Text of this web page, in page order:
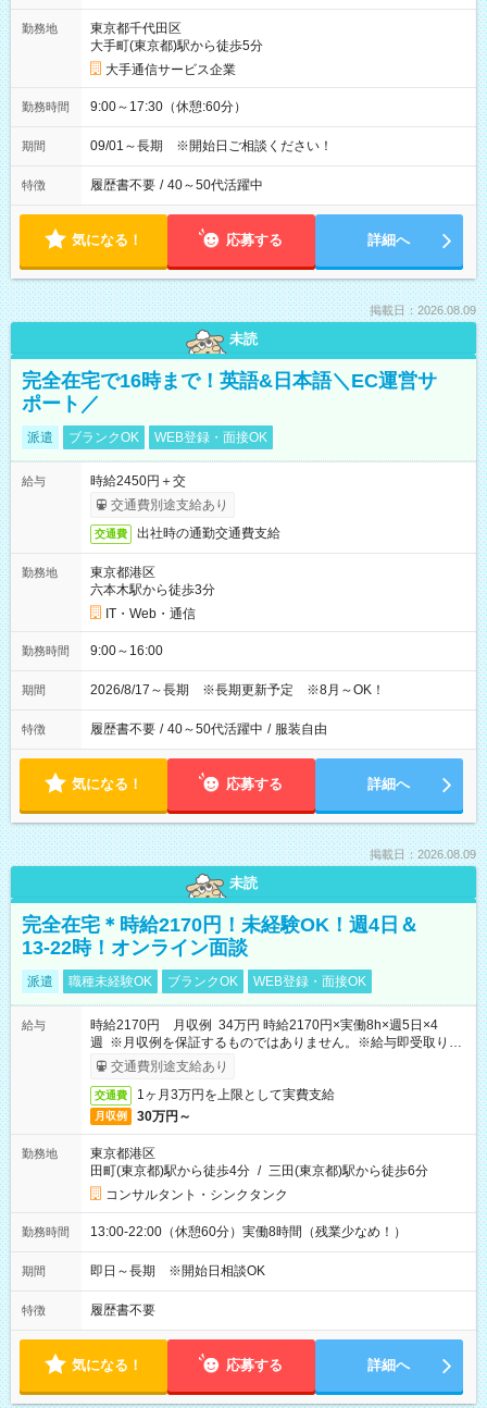
勤務地
東京都千代田区
大手町(東京都)駅から徒歩5分
大手通信サービス企業
勤務時間 9:00～17:30（休憩:60分）
期間 09/01～長期 ※開始日ご相談ください！
特徴 履歴書不要 / 40～50代活躍中
気になる！ 応募する 詳細へ
掲載日：2026.08.09
未読
完全在宅で16時まで！英語&日本語＼EC運営サ
ポート／
派遣 ブランクOK WEB登録・面接OK
給与
時給2450円＋交
交通費別途支給あり
交通費 出社時の通勤交通費支給
勤務地
東京都港区
六本木駅から徒歩3分
IT・Web・通信
勤務時間 9:00～16:00
期間 2026/8/17～長期 ※長期更新予定 ※8月～OK！
特徴 履歴書不要 / 40～50代活躍中 / 服装自由
気になる！ 応募する 詳細へ
掲載日：2026.08.09
未読
完全在宅＊時給2170円！未経験OK！週4日＆
13-22時！オンライン面談
派遣 職種未経験OK ブランクOK WEB登録・面接OK
給与
時給2170円 月収例 34万円 時給2170円×実働8h×週5日×4
週 ※月収例を保証するものではありません。※給与即受取りサ
ービス利用可（利用条件有）
交通費別途支給あり
交通費 1ヶ月3万円を上限として実費支給
月収例 30万円～
勤務地
東京都港区
田町(東京都)駅から徒歩4分 / 三田(東京都)駅から徒歩6分
コンサルタント・シンクタンク
勤務時間 13:00-22:00（休憩60分）実働8時間（残業少なめ！）
期間 即日～長期 ※開始日相談OK
特徴 履歴書不要
気になる！ 応募する 詳細へ